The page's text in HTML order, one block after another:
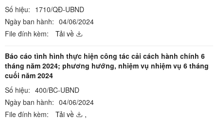
Số hiệu: 1710/QĐ-UBND
Ngày ban hành: 04/06/2024
File đính kèm:
Tải về
Báo cáo tình hình thực hiện công tác cải cách hành chính 6
tháng năm 2024; phương hướng, nhiệm vụ nhiệm vụ 6 tháng
cuối năm 2024
Số hiệu: 400/BC-UBND
Ngày ban hành: 04/06/2024
File đính kèm:
Tải về ,